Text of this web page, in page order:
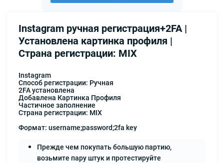
Instagram ручная регистрация+2FA |
Установлена картинка профиля |
Страна регистрации: MIX
Instagram
Способ регистрации: Ручная
2FA установлена
Добавлена Картинка Профиля
Частичное заполнение
Страна регистрации: MIX
Формат: username;password;2fa key
Прежде чем покупать большую партию,
возьмите пару штук и протестируйте